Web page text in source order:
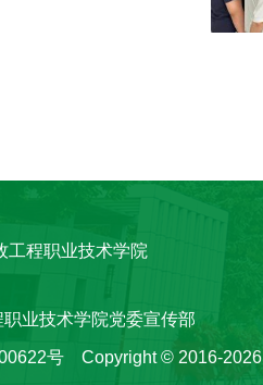
工程职业技术学院
业技术学院党委宣传部
号 Copyright © 2016-2026